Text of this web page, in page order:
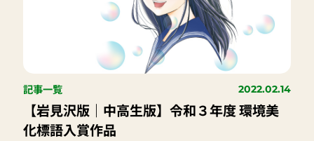
記事一覧 2022.02.14
【岩見沢版｜中高生版】令和３年度 環境美
化標語入賞作品